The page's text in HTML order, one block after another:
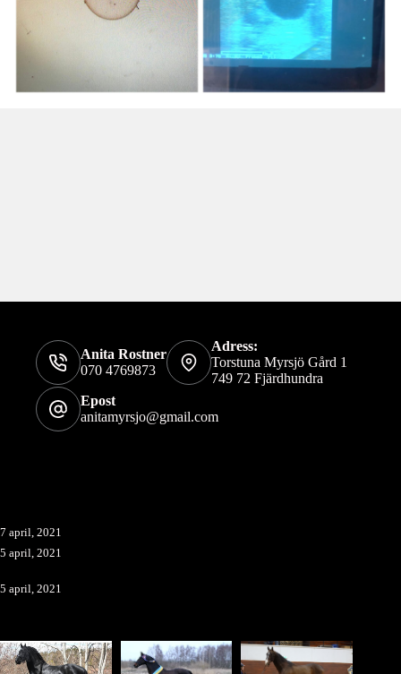
Anita Rostner
070 4769873
Adress:
Torstuna Myrsjö Gård 1
749 72 Fjärdhundra
Epost
anitamyrsjo@gmail.com
7 april, 2021
5 april, 2021
5 april, 2021